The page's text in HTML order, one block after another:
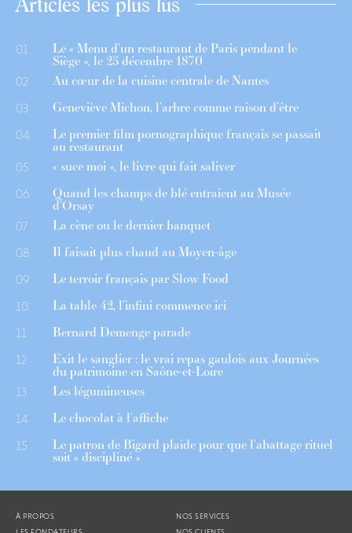
01 Le « Menu d’un restaurant de Paris pendant le
Siège », le 25 décembre 1870
02 Au cœur de la cuisine centrale de Nantes
03 Geneviève Michon, l’arbre comme raison d’être
04 Le premier film pornographique français se passait
au restaurant
05 « suce moi », le livre qui fait saliver
06 Quand les champs de blé entraient au Musée
d’Orsay
07 La cène ou le dernier banquet
08 Il faisait plus chaud au Moyen-âge
09 Le terroir français par Slow Food
10 La table 42, l’infini commence ici
11 Bernard Demenge parade
12 Exit le sanglier : le vrai repas gaulois aux Journées
du patrimoine en Saône-et-Loire
13 Les légumineuses
14 Le chocolat à l’affiche
15 Le patron de Bigard plaide pour que l’abattage rituel
soit « discipliné »
À PROPOS
NOS SERVICES